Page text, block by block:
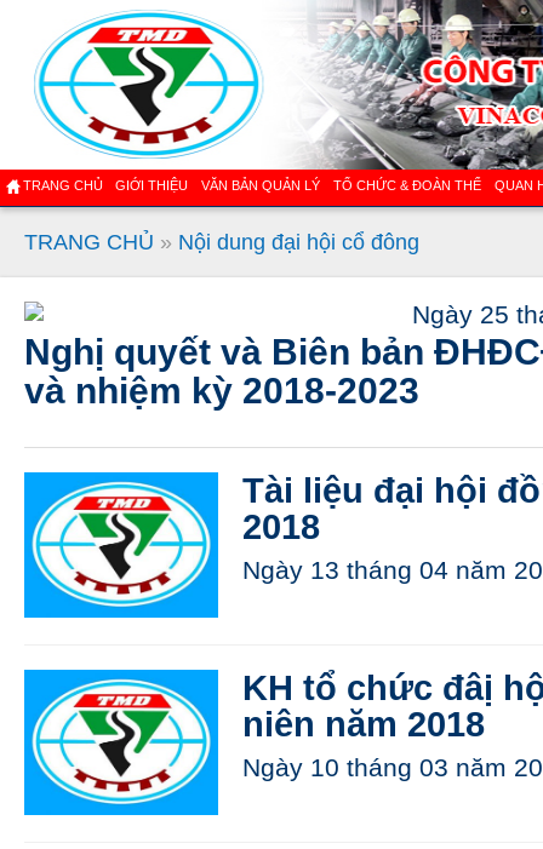
TRANG CHỦ GIỚI THIỆU VĂN BẢN QUẢN LÝ TỔ CHỨC & ĐOÀN THỂ QUAN
TRANG CHỦ » Nội dung đại hội cổ đông
Ngày 25
Nghị quyết và Biên bản
và nhiệm kỳ 2018-2023
Tài liệu đại hội
2018
Ngày 13 tháng 04 năm
KH tổ chức đâị
niên năm 2018
Ngày 10 tháng 03 năm